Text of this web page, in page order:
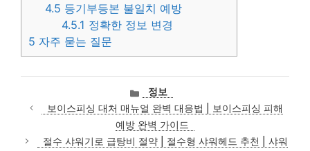
4.5 등기부등본 불일치 예방
4.5.1 정확한 정보 변경
5 자주 묻는 질문
카
테
고
리
정보
보이스피싱 대처 매뉴얼 완벽 대응법 | 보이스피싱 피해
예방 완벽 가이드
절수 샤워기로 급탕비 절약 | 절수형 샤워헤드 추천 | 샤워